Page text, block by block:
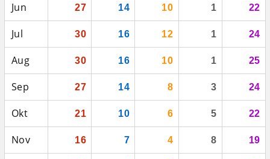
Jun 27 14 10 1 22
Jul 30 16 12 1 24
Aug 30 16 10 1 25
Sep 27 14 8 3 24
Okt 21 10 6 5 22
Nov 16 7 4 8 19